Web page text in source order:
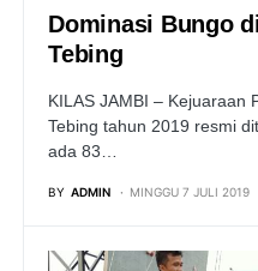
Dominasi Bungo
Tebing
KILAS JAMBI – Kejuaraan
Tebing tahun 2019 resmi
ada 83…
BY ADMIN MINGGU 7 JULI 2019